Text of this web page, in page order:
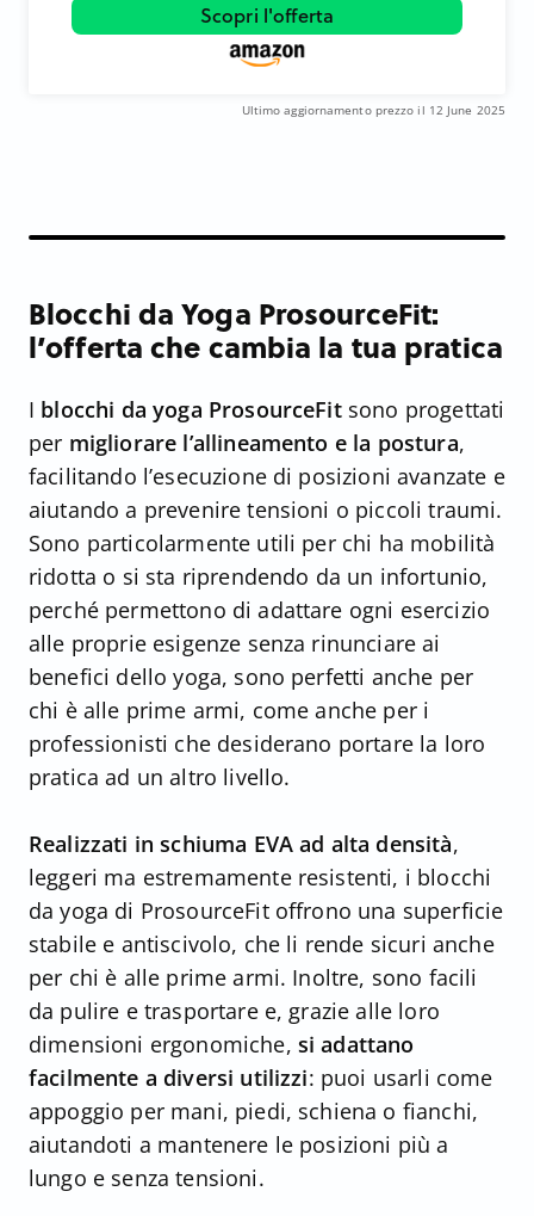
Scopri l'offerta
Ultimo aggiornamento prezzo il 12 June 2025
Blocchi da Yoga ProsourceFit:
l’offerta che cambia la tua pratica
I blocchi da yoga ProsourceFitsono progettati
per migliorare l’allineamento e la postura,
facilitando l’esecuzione di posizioni avanzate e
aiutando a prevenire tensioni o piccoli traumi.
Sono particolarmente utili per chi ha mobilità
ridotta o si sta riprendendo da un infortunio,
perché permettono di adattare ogni esercizio
alle proprie esigenze senza rinunciare ai
benefici dello yoga, sono perfetti anche per
chi è alle prime armi, come anche per i
professionisti che desiderano portare la loro
pratica ad un altro livello.
Realizzati in schiuma EVA ad alta densità,
leggeri ma estremamente resistenti, i blocchi
da yoga di ProsourceFit offrono una superficie
stabile e antiscivolo, che li rende sicuri anche
per chi è alle prime armi. Inoltre, sono facili
da pulire e trasportare e, grazie alle loro
dimensioni ergonomiche, si adattano
facilmente a diversi utilizzi: puoi usarli come
appoggio per mani, piedi, schiena o fianchi,
aiutandoti a mantenere le posizioni più a
lungo e senza tensioni.